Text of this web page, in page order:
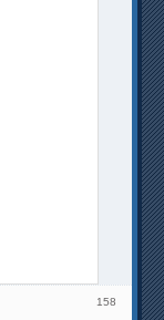
158